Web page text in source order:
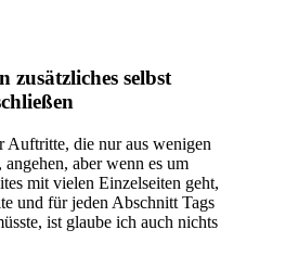
zusätzliches selbst
Auftritte, die nur aus wenigen
angehen, aber wenn es um
mit vielen Einzelseiten geht,
und für jeden Abschnitt Tags
ist glaube ich auch nichts